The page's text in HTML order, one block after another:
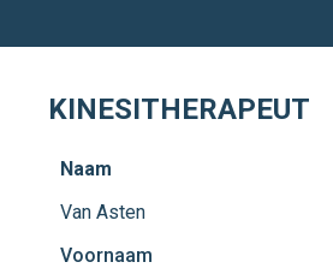
KINESITHERAPEUT
Naam
Van Asten
Voornaam